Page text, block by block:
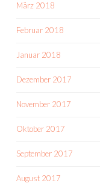
März 2018
Februar 2018
Januar 2018
Dezember 2017
November 2017
Oktober 2017
September 2017
August 2017